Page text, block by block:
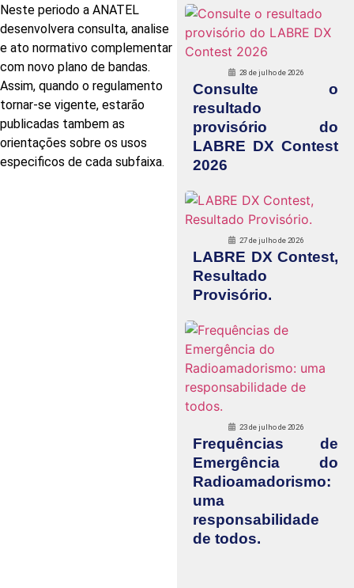
Neste periodo a ANATEL
desenvolvera consulta, analise
e ato normativo complementar
com novo plano de bandas.
Assim, quando o regulamento
tornar-se vigente, estarão
publicadas tambem as
orientações sobre os usos
especificos de cada subfaixa.
28 de julho de 2026
Consulte o
resultado
provisório do
LABRE DX Contest
2026
27 de julho de 2026
LABRE DX Contest,
Resultado
Provisório.
23 de julho de 2026
Frequências de
Emergência do
Radioamadorismo:
uma
responsabilidade
de todos.